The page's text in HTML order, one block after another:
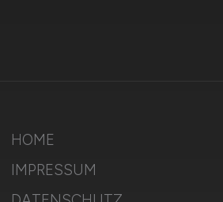
HOME
IMPRESSUM